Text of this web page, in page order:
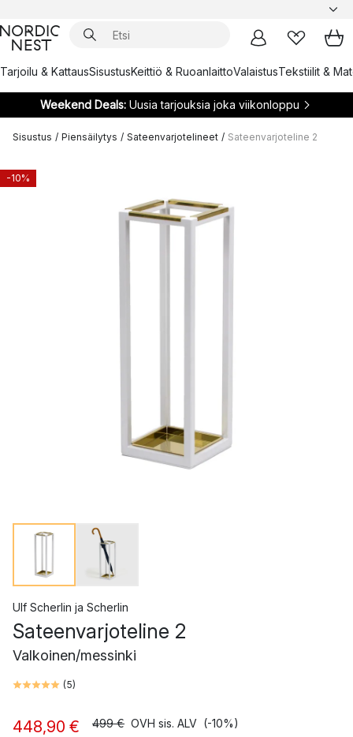
Tarjoilu & KattausSisustusKeittiö & RuoanlaittoValaistusTekstiilit &
Weekend Deals:Uusia tarjouksia joka viikonloppu
Sisustus / Piensäilytys / Sateenvarjotelineet / Sateenvarjoteline 2
-10%
Ulf Scherlin ja Scherlin
Sateenvarjoteline 2
Valkoinen/messinki
(5)
448,90 € 499 € OVH sis. ALV (-10%)